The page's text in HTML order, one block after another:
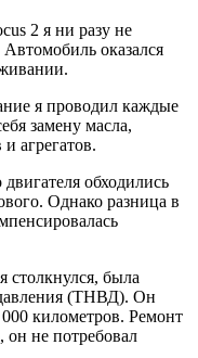
2 я ни разу не
оказался
я проводил каждые
замену масла,
агрегатов.
обходились
Однако разница в
столкнулся, была
давления (ТНВД). Он
километров. Ремонт
он не потребовал